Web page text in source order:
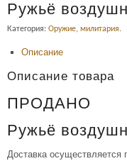
Ружьё
Категория: Оружие, милитария.
Описание
Описание товара
ПРОДАНО
Ружьё
Доставка осуществляется